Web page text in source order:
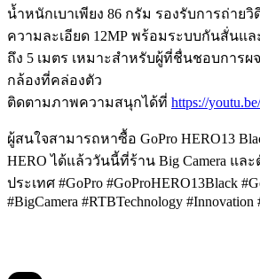
น้ำหนักเบาเพียง 86 กรัม รองรับการถ่าย
ความละเอียด 12MP พร้อมระบบกันสั่นแ
ถึง 5 เมตร เหมาะสำหรับผู้ที่ชื่นชอบการ
กล้องที่คล่องตัว
ติดตามภาพความสนุกได้ที่ https://
ผู้สนใจสามารถหาซื้อ GoPro HERO13
HERO ได้แล้ววันนี้ที่ร้าน Big Camera แล
ประเทศ #GoPro #GoProHERO13Black
#BigCamera #RTBTechnology #Innovation